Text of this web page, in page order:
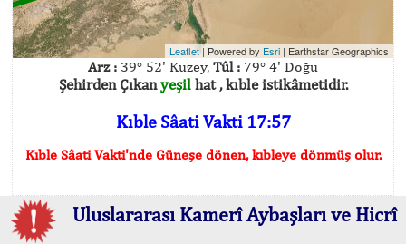
Leaflet| Powered by Esri | Earthstar Geographics
Arz : 39° 52' Kuzey, Tûl : 79° 4' Doğu
Şehirden Çıkanyeşilhat , kıble istikâmetidir.
Kıble Sâati Vakti 17:57
Kıble Sâati Vakti'nde Güneşe dönen, kıbleye dönmüş olur.
Uluslararası Kamerî Aybaşları ve Hicrî